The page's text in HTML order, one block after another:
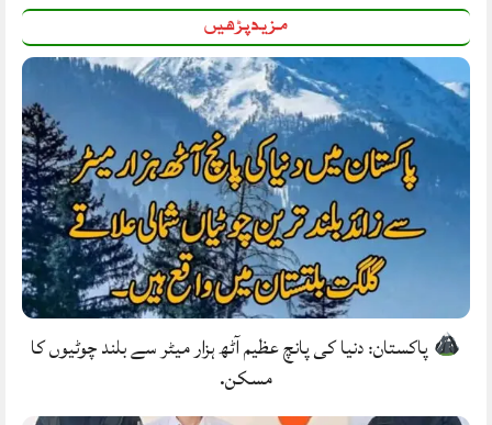
مزید پڑھیں
پاکستان: دنیا کی پانچ عظیم آٹھ ہزار میٹر سے بلند چوٹیوں کا
مسکن.